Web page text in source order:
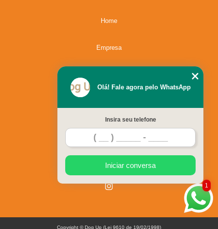
Home
Empresa
Contato
Mapa do site
1
Olá! Fale agora pelo WhatsApp
Insira seu telefone
Iniciar conversa
Copyright © Dog Up (Lei 9610 de 19/02/1998)